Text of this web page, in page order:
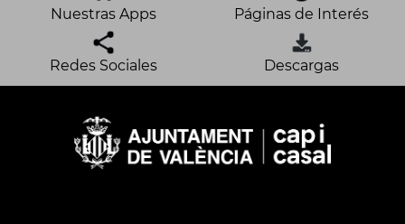
Nuestras Apps Páginas de Interés
Redes Sociales Descargas